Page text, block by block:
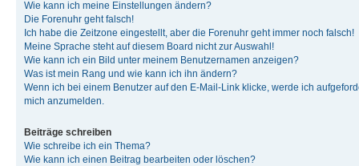
Wie kann ich meine Einstellungen ändern?
Die Forenuhr geht falsch!
Ich habe die Zeitzone eingestellt, aber die Forenuhr geht immer noch falsch!
Meine Sprache steht auf diesem Board nicht zur Auswahl!
Wie kann ich ein Bild unter meinem Benutzernamen anzeigen?
Was ist mein Rang und wie kann ich ihn ändern?
Wenn ich bei einem Benutzer auf den E-Mail-Link klicke, werde ich
mich anzumelden.
Beiträge schreiben
Wie schreibe ich ein Thema?
Wie kann ich einen Beitrag bearbeiten oder löschen?